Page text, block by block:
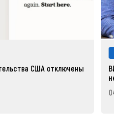
США отключены